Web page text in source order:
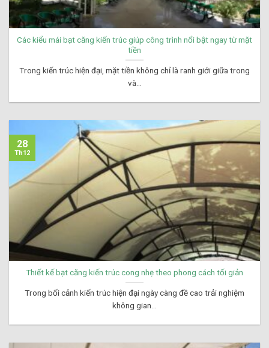
Các kiểu mái bạt căng kiến trúc giúp công trình nổi bật ngay từ mặt
tiền
Trong kiến trúc hiện đại, mặt tiền không chỉ là ranh giới giữa trong
và...
Thiết kế bạt căng kiến trúc cong nhẹ theo phong cách tối giản
Trong bối cảnh kiến trúc hiện đại ngày càng đề cao trải nghiệm
không gian...
28
Th12